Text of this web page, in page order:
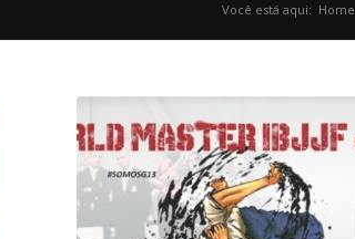
Você está aqui: Home